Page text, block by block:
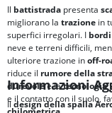
Il battistrada presenta
migliorano la trazione in
superfici irregolari. I
neve e terreni difficili,
ulteriore trazione inoff-
riduce il rumore della
durevolee latecnologia
e il contatto con il suolo,
Informazioni
Ildesign della spalla